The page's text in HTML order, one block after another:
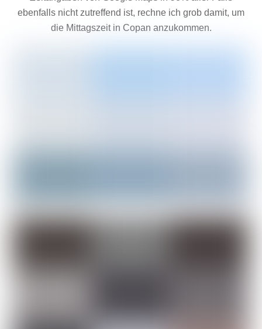
ebenfalls nicht zutreffend ist, rechne ich grob damit, um
die Mittagszeit in Copan anzukommen.